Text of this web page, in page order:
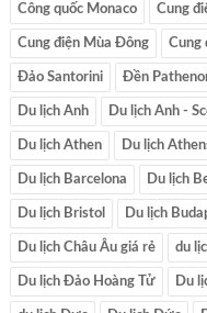
Công quốc Monaco Cung
Cung điện Mùa Đông Cung
Đảo Santorini Đền
Du lịch Anh Du lịch Anh -
Du lịch Athen Du lịch
Du lịch Barcelona Du lịch
Du lịch Bristol Du lịch
Du lịch Châu Âu giá rẻ du
Du lịch Đảo Hoàng Tử Du